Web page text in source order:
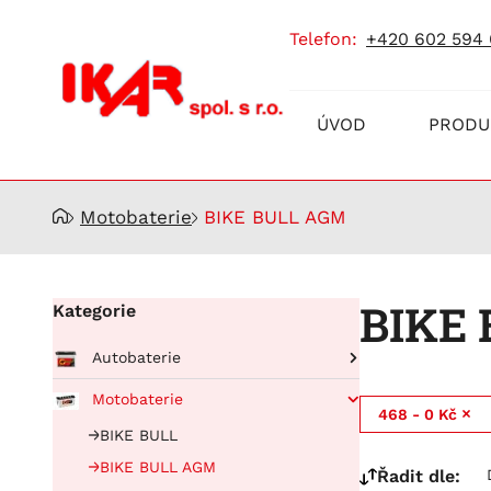
Prodej
akumulátorů
telefon: +420 602 594
ÚVOD
Motobaterie BIKE BULL AGM
Kategorie
Autobaterie
Pro osobní automobily
Running Bull Professional
Pro nákladní automobily
BUFFALO BULL EFB
Motobaterie
BIKE BULL
BIKE BULL AGM
BIKE
468 - 0 Kč
Řadit dle: